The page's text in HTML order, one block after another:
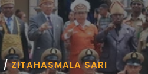
/ZITAHASMALA SARI